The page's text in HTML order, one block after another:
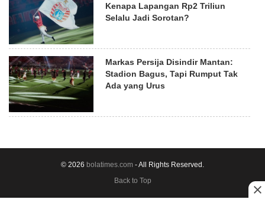
Kenapa Lapangan Rp2 Triliun
Selalu Jadi Sorotan?
Markas Persija Disindir Mantan:
Stadion Bagus, Tapi Rumput Tak
Ada yang Urus
© 2026 bolatimes.com - All Rights Reserved.
Back to Top